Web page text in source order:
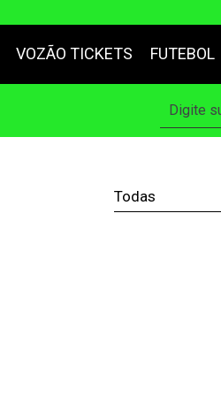
VOZÃO TICKETS FUTEBOL